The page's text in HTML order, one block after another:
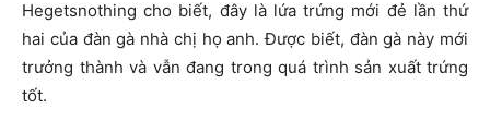
Hegetsnothing cho biết, đây là lứa trứng mới đẻ lần thứ
hai của đàn gà nhà chị họ anh. Được biết, đàn gà này mới
trưởng thành và vẫn đang trong quá trình sản xuất trứng
tốt.